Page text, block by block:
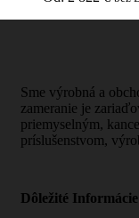
Sme výrobná a
zameranie je
priemyselným,
príslušenstvom,
Dôležité Informácie